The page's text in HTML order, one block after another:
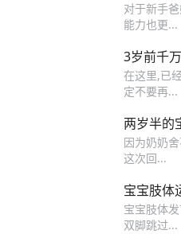
对于新手
能力也更...
3岁前千
在这里,已
定不要再...
两岁半的
因为奶奶
这次回...
宝宝肢体
宝宝肢体
双脚跳过...